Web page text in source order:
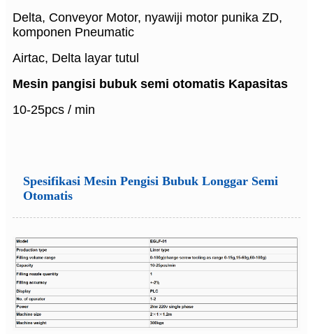
Delta, Conveyor Motor, nyawiji motor punika ZD,
komponen Pneumatic
Airtac, Delta layar tutul
Mesin pangisi bubuk semi otomatis Kapasitas
10-25pcs / min
Spesifikasi Mesin Pengisi Bubuk Longgar Semi
Otomatis